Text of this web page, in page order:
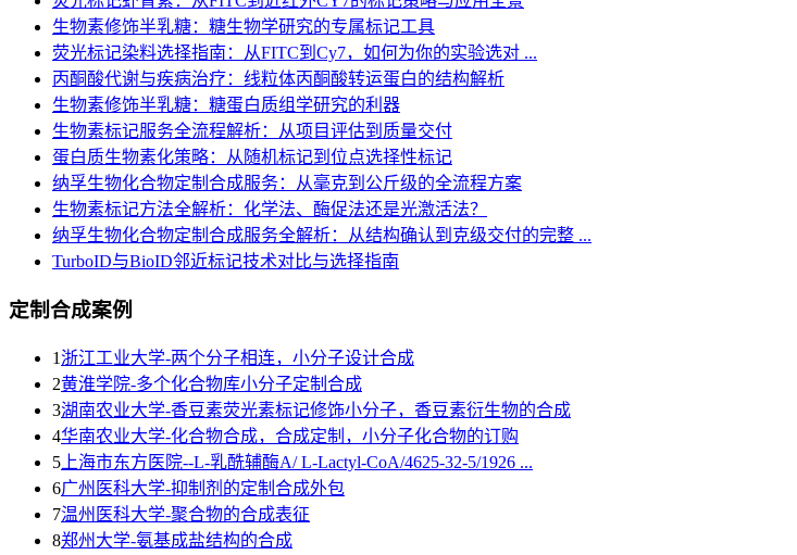
生物素修饰半乳糖：糖生物学研究的专属标记工具
荧光标记染料选择指南：从FITC到Cy7，如何为你的实验选对 ...
丙酮酸代谢与疾病治疗：线粒体丙酮酸转运蛋白的结构解析
生物素修饰半乳糖：糖蛋白质组学研究的利器
生物素标记服务全流程解析：从项目评估到质量交付
蛋白质生物素化策略：从随机标记到位点选择性标记
纳孚生物化合物定制合成服务：从毫克到公斤级的全流程方案
生物素标记方法全解析：化学法、酶促法还是光激活法？
纳孚生物化合物定制合成服务全解析：从结构确认到克级交付的完整 ...
TurboID与BioID邻近标记技术对比与选择指南
定制合成案例
1 浙江工业大学-两个分子相连，小分子设计合成
2黄淮学院-多个化合物库小分子定制合成
3湖南农业大学-香豆素荧光素标记修饰小分子，香豆素衍生物的合成
4华南农业大学-化合物合成，合成定制，小分子化合物的订购
5 上海市东方医院--L-乳酰辅酶A/ L-Lactyl-CoA/4625-32-5/1926 ...
6广州医科大学-抑制剂的定制合成外包
7温州医科大学-聚合物的合成表征
8郑州大学-氨基成盐结构的合成